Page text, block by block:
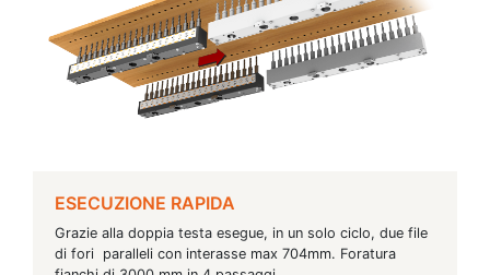
ESECUZIONE RAPIDA
Grazie alla doppia testa esegue, in un solo ciclo, due file
di fori paralleli con interasse max 704mm. Foratura